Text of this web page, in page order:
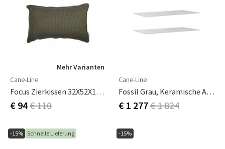
Mehr Varianten
Cane-Line
Focus Zierkissen 32X52X12 Cm Dunkelgrün
€ 94€ 110
Cane-Line
Fossil Grau, Keramische Arbeitsplatten
€ 1 277€ 1 824
-15% Schnelle Lieferung -15%